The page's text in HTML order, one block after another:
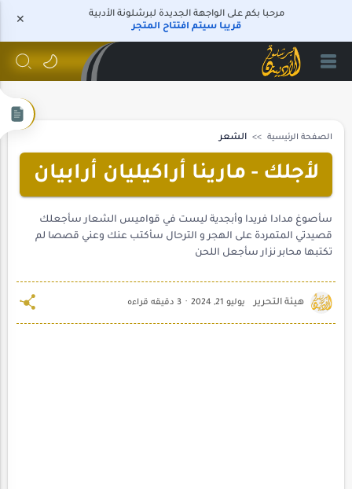
مرحبا بكم على الواجهة الجديدة لبرشلونة الأدبية
قريبا سيتم افتتاح المتجر
الصفحة الرئيسية الشعر
لأجلك - مارينا أراكيليان أرابيان
سأصوغ مدادا فريدا وأبجدية ليست في قواميس الشعار سأجعلك
قصيدتي المتمردة على الهجر و الترحال سأكتب عنك وعني قصصا لم
تكتبها محابر نزار سأجعل اللحن
3 دقيقه قراءه